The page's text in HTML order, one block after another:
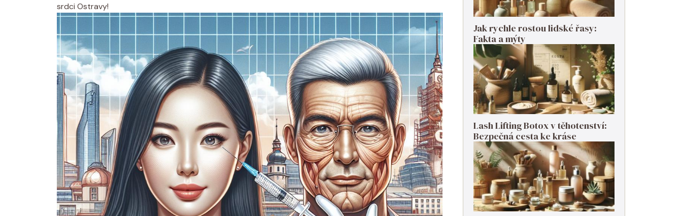
srdci Ostravy!
Jak rychle rostou lidské řasy:
Fakta a mýty
Lash Lifting Botox v těhotenství:
Bezpečná cesta ke kráse